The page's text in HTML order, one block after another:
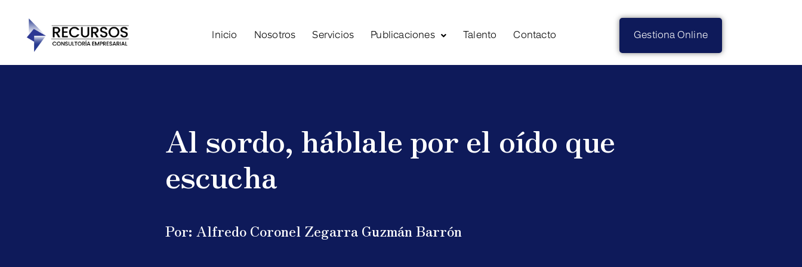
Inicio Nosotros Servicios Publicaciones Talento Contacto Gestiona Online
Al sordo, háblale por el oído que
escucha
Por: Alfredo Coronel Zegarra Guzmán Barrón